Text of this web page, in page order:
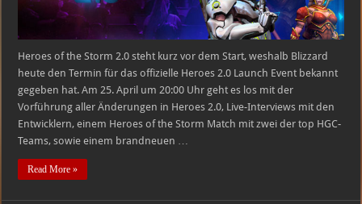
Heroes of the Storm 2.0 steht kurz vor dem Start, weshalb Blizzard
heute den Termin für das offizielle Heroes 2.0 Launch Event bekannt
gegeben hat. Am 25. April um 20:00 Uhr geht es los mit der
Vorführung aller Änderungen in Heroes 2.0, Live-Interviews mit den
Entwicklern, einem Heroes of the Storm Match mit zwei der top HGC-
Teams, sowie einem brandneuen …
Read More »